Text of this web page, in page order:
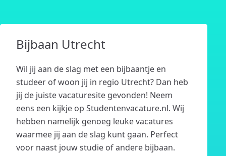
Bijbaan Utrecht
Wil jij aan de slag met een bijbaantje en
studeer of woon jij in regio Utrecht? Dan heb
jij de juiste vacaturesite gevonden! Neem
eens een kijkje op Studentenvacature.nl. Wij
hebben namelijk genoeg leuke vacatures
waarmee jij aan de slag kunt gaan. Perfect
voor naast jouw studie of andere bijbaan.